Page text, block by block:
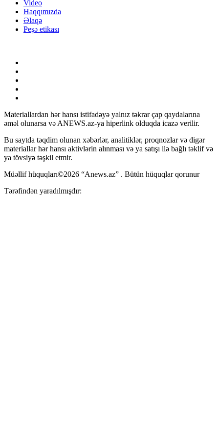
Video
Haqqımızda
Əlaqə
Peşə etikası
Materiallardan hər hansı istifadəyə yalnız təkrar çap qaydalarına
əməl olunarsa və ANEWS.az-ya hiperlink olduqda icazə verilir.
Bu saytda təqdim olunan xəbərlər, analitiklər, proqnozlar və digər
materiallar hər hansı aktivlərin alınması və ya satışı ilə bağlı təklif və
ya tövsiyə təşkil etmir.
Müəllif hüquqları©2026 “Anews.az” . Bütün hüquqlar qorunur
Tərəfindən yaradılmışdır: